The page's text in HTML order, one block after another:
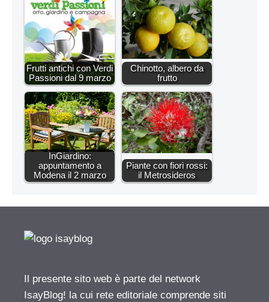
Frutti antichi con Verdi
Passioni dal 9 marzo
Chinotto, albero da
frutto
InGiardino:
appuntamento a
Modena il 2 marzo
Piante con fiori rossi:
il Metrosideros
Il presente sito web è parte del network
IsayBlog! la cui rete editoriale comprende siti